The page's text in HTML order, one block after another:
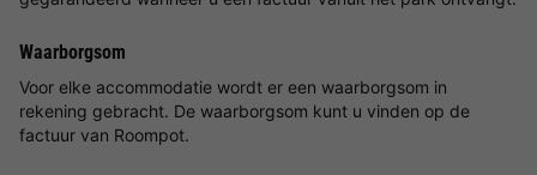
Waarborgsom
Voor elke accommodatie wordt er een waarborgsom in
rekening gebracht. De waarborgsom kunt u vinden op de
factuur van Roompot.